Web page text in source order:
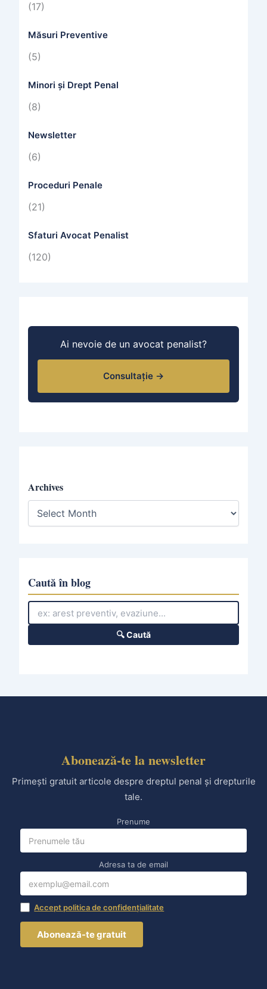
(17)
Măsuri Preventive
(5)
Minori și Drept Penal
(8)
Newsletter
(6)
Proceduri Penale
(21)
Sfaturi Avocat Penalist
(120)
Ai nevoie de un avocat penalist?
Consultație →
Archives
A
c
e
s
Caută în blog
🔍 Caută
Abonează-te la newsletter
Primești gratuit articole despre dreptul penal și drepturile
tale.
Prenume
Adresa ta de email
Accept politica de confidențialitate